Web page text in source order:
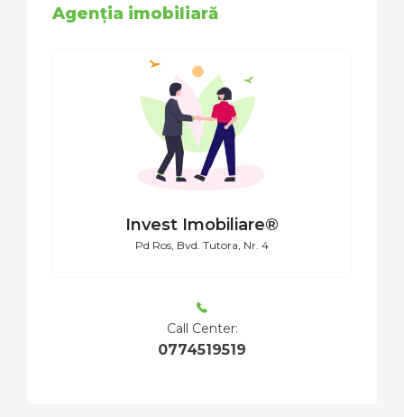
Agenția imobiliară
Invest Imobiliare®
Pd Ros, Bvd. Tutora, Nr. 4
Call Center:
0774519519